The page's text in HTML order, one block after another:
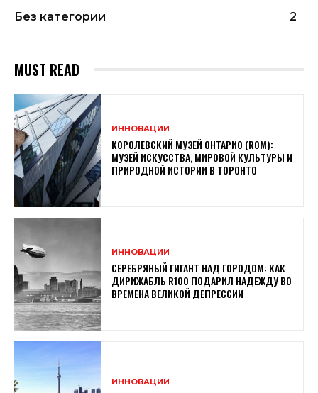
Без категории
2
MUST READ
ИННОВАЦИИ
КОРОЛЕВСКИЙ МУЗЕЙ ОНТАРИО (ROM):
МУЗЕЙ ИСКУССТВА, МИРОВОЙ КУЛЬТУРЫ И
ПРИРОДНОЙ ИСТОРИИ В ТОРОНТО
ИННОВАЦИИ
СЕРЕБРЯНЫЙ ГИГАНТ НАД ГОРОДОМ: КАК
ДИРИЖАБЛЬ R100 ПОДАРИЛ НАДЕЖДУ ВО
ВРЕМЕНА ВЕЛИКОЙ ДЕПРЕССИИ
ИННОВАЦИИ